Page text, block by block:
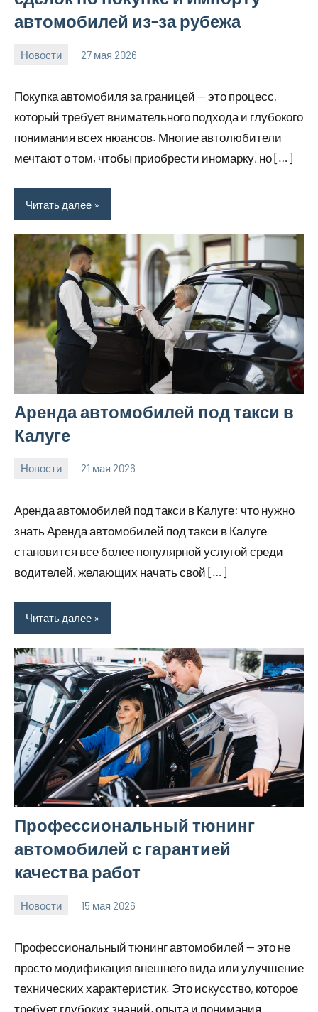
автомобилей из-за рубежа
Новости 27 мая 2026
Покупка автомобиля за границей — это процесс,
который требует внимательного подхода и глубокого
понимания всех нюансов. Многие автолюбители
мечтают о том, чтобы приобрести иномарку, но […]
Читать далее
Аренда автомобилей под такси в
Калуге
Новости 21 мая 2026
Аренда автомобилей под такси в Калуге: что нужно
знать Аренда автомобилей под такси в Калуге
становится все более популярной услугой среди
водителей, желающих начать свой […]
Читать далее
Профессиональный тюнинг
автомобилей с гарантией
качества работ
Новости 15 мая 2026
Профессиональный тюнинг автомобилей — это не
просто модификация внешнего вида или улучшение
технических характеристик. Это искусство, которое
требует глубоких знаний, опыта и понимания